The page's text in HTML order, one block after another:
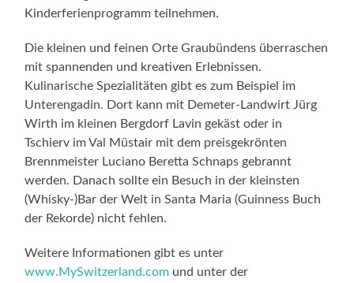
Kinderferienprogramm teilnehmen.
Die kleinen und feinen Orte Graubündens überraschen
mit spannenden und kreativen Erlebnissen.
Kulinarische Spezialitäten gibt es zum Beispiel im
Unterengadin. Dort kann mit Demeter-Landwirt Jürg
Wirth im kleinen Bergdorf Lavin gekäst oder in
Tschierv im Val Müstair mit dem preisgekrönten
Brennmeister Luciano Beretta Schnaps gebrannt
werden. Danach sollte ein Besuch in der kleinsten
(Whisky-)Bar der Welt in Santa Maria (Guinness Buch
der Rekorde) nicht fehlen.
Weitere Informationen gibt es unter
www.MySwitzerland.com und unter der